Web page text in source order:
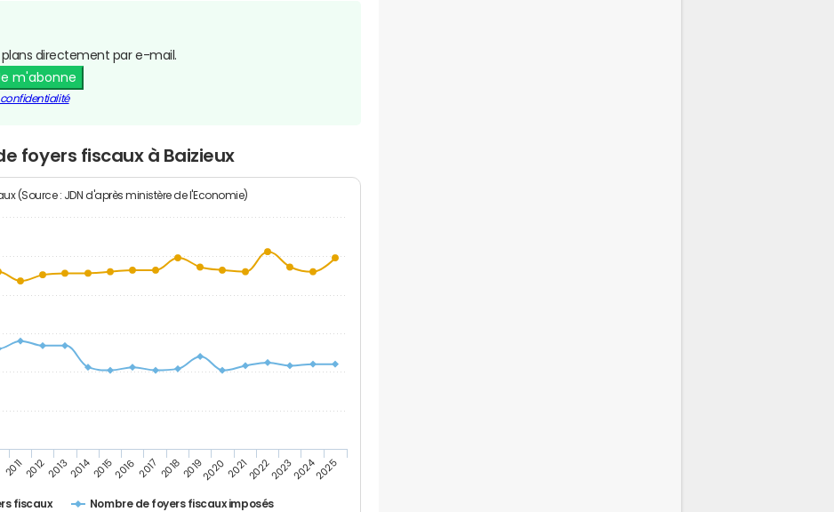
directement par e-mail.
m'abonne
confidentialité
foyers fiscaux à Baizieux
(Source : JDN d'après ministère de l'Economie)
fiscaux Nombre de foyers fiscaux imposés
201120122013201420152016 2017 20182019202020212022202320242025